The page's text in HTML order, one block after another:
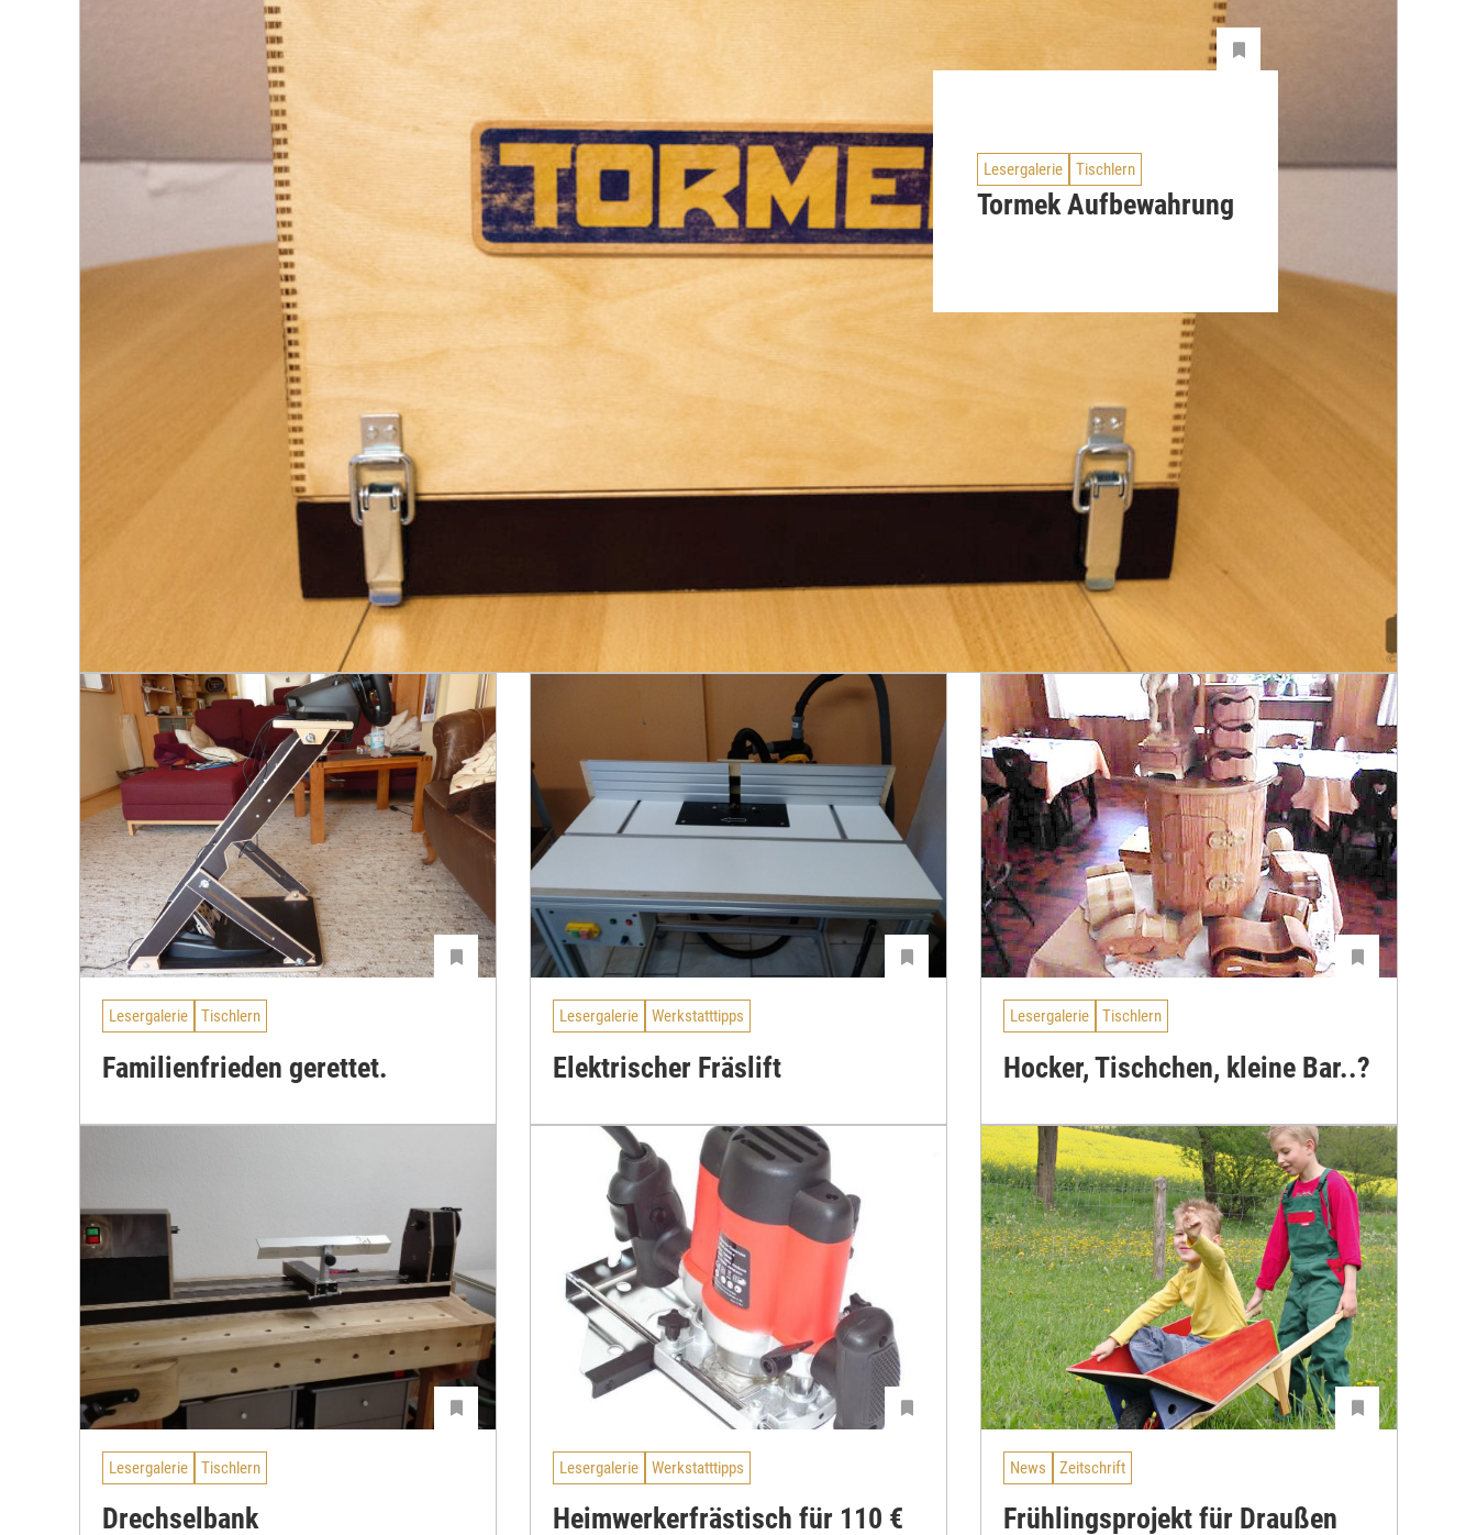
Lesergalerie Tischlern
Tormek Aufbewahrung
Lesergalerie Tischlern
Familienfrieden gerettet.
Lesergalerie Werkstatttipps
Elektrischer Fräslift
Lesergalerie Tischlern
Hocker, Tischchen, kleine Bar..?
Lesergalerie Tischlern
Drechselbank
Lesergalerie Werkstatttipps
Heimwerkerfrästisch für 110 €
News Zeitschrift
Frühlingsprojekt für Draußen